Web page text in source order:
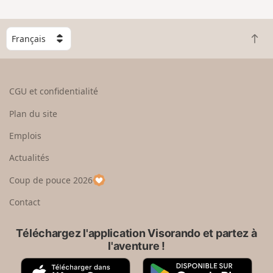
g
n
C
h
o
e
u
p
a
R
e
CGU et confidentialité
Plan du site
Emplois
Actualités
Coup de pouce 2026
Contact
Téléchargez l'application Visorando et partez à
l'aventure !
A
G